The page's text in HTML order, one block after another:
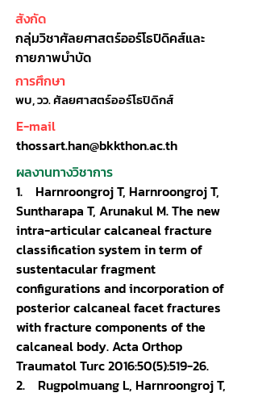
สังกัด
กลุ่มวิชาศัลยศาสตร์ออร์โธปิดิคส์และ
กายภาพบำบัด
การศึกษา
พบ, วว. ศัลยศาสตร์ออร์โธปิดิกส์
E-mail
thossart.han@bkkthon.ac.th
ผลงานทางวิชาการ
1. Harnroongroj T, Harnroongroj T,
Suntharapa T, Arunakul M. The new
intra-articular calcaneal fracture
classification system in term of
sustentacular fragment
configurations and incorporation of
posterior calcaneal facet fractures
with fracture components of the
calcaneal body. Acta Orthop
Traumatol Turc 2016:50(5):519-26.
2. Rugpolmuang L, Harnroongroj T,